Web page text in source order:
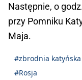
Następnie, o
przy Pomniku
Maja.
#zbrodnia katyńska
#Rosja